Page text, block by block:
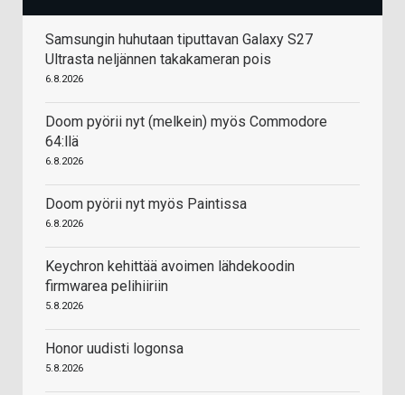
Samsungin huhutaan tiputtavan Galaxy S27
Ultrasta neljännen takakameran pois
6.8.2026
Doom pyörii nyt (melkein) myös Commodore
64:llä
6.8.2026
Doom pyörii nyt myös Paintissa
6.8.2026
Keychron kehittää avoimen lähdekoodin
firmwarea pelihiiriin
5.8.2026
Honor uudisti logonsa
5.8.2026